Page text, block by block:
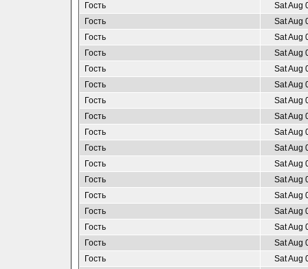
Гость
Sat Aug
Гость
Sat Aug
Гость
Sat Aug
Гость
Sat Aug
Гость
Sat Aug
Гость
Sat Aug
Гость
Sat Aug
Гость
Sat Aug
Гость
Sat Aug
Гость
Sat Aug
Гость
Sat Aug
Гость
Sat Aug
Гость
Sat Aug
Гость
Sat Aug
Гость
Sat Aug
Гость
Sat Aug
Гость
Sat Aug